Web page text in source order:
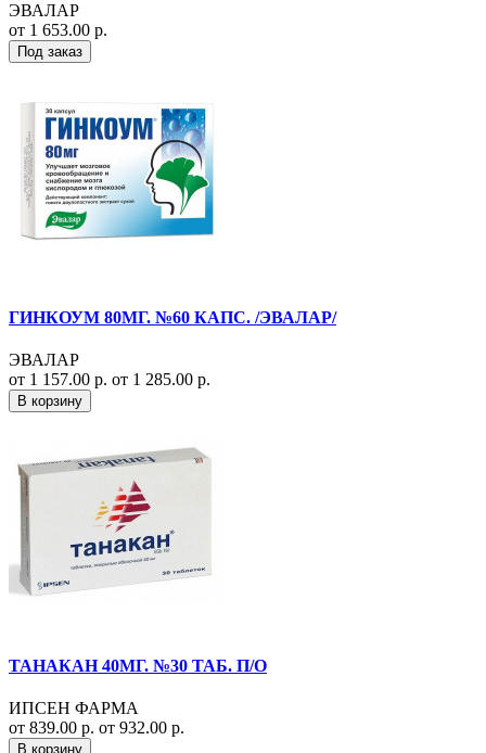
ЭВАЛАР
от 1 653.00 р.
Под заказ
ГИНКОУМ 80МГ. №60 КАПС. /ЭВАЛАР/
ЭВАЛАР
от 1 157.00 р. от 1 285.00 р.
В корзину
ТАНАКАН 40МГ. №30 ТАБ. П/О
ИПСЕН ФАРМА
от 839.00 р. от 932.00 р.
В корзину